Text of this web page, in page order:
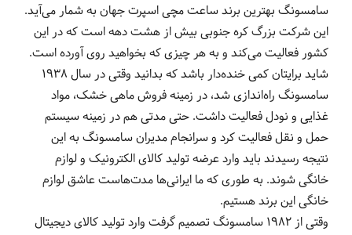
سامسونگ بهترین برند ساعت مچی اسپرت جهان به شمار می‌آید.
این شرکت بزرگ کره جنوبی بیش از هشت دهه است که در این
کشور فعالیت می‌کند و به هر چیزی که بخواهید روی آورده است.
شاید برایتان کمی خنده‌دار باشد که بدانید وقتی در سال 1938
سامسونگ راه‌اندازی شد، در زمینه فروش ماهی خشک، مواد
غذایی و نودل فعالیت داشت. حتی مدتی هم در زمینه سیستم
حمل و نقل فعالیت کرد و سرانجام مدیران سامسونگ به این
نتیجه رسیدند باید وارد عرضه تولید کالای الکترونیک و لوازم
خانگی شوند. به طوری که ما ایرانی‌ها مدت‌هاست عاشق لوازم
خانگی این برند هستیم.
وقتی از 1982 سامسونگ تصمیم گرفت وارد تولید کالای دیجیتال